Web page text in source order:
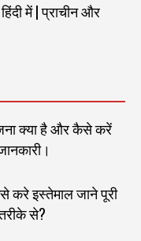
में | प्राचीन और
क्या है और कैसे करें
करे इस्तेमाल जाने पूरी
से?